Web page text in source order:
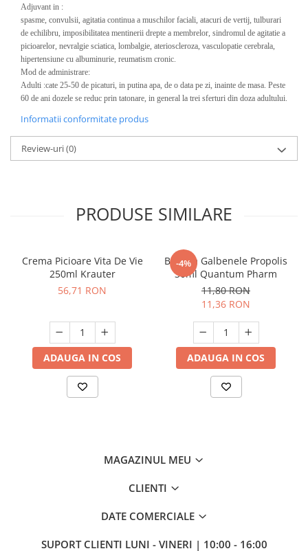
Adjuvant in :
spasme, convulsii, agitatia continua a muschilor faciali, atacuri de vertij, tulburari
de echilibru, imposibilitatea mentinerii drepte a membrelor, sindromul de agitatie a
picioarelor, nevralgie sciatica, lombalgie, aterioscleroza, vasculopatie cerebrala,
hipertensiune cu albuminurie, reumatism cronic.
Mod de administrare:
Adulti :cate 25-50 de picaturi, in putina apa, de o data pe zi, inainte de masa. Peste
60 de ani dozele se reduc prin tatonare, in general la trei sferturi din doza adultului.
Informatii conformitate produs
Review-uri(0)
PRODUSE SIMILARE
Crema Picioare Vita De Vie
250ml Krauter
56,71 RON
ADAUGA IN COS
-4%
Balsam Galbenele Propolis
30ml Quantum Pharm
11,80 RON
11,36 RON
ADAUGA IN COS
MAGAZINUL MEU
CLIENTI
DATE COMERCIALE
SUPORT CLIENTI LUNI - VINERI | 10:00 - 16:00